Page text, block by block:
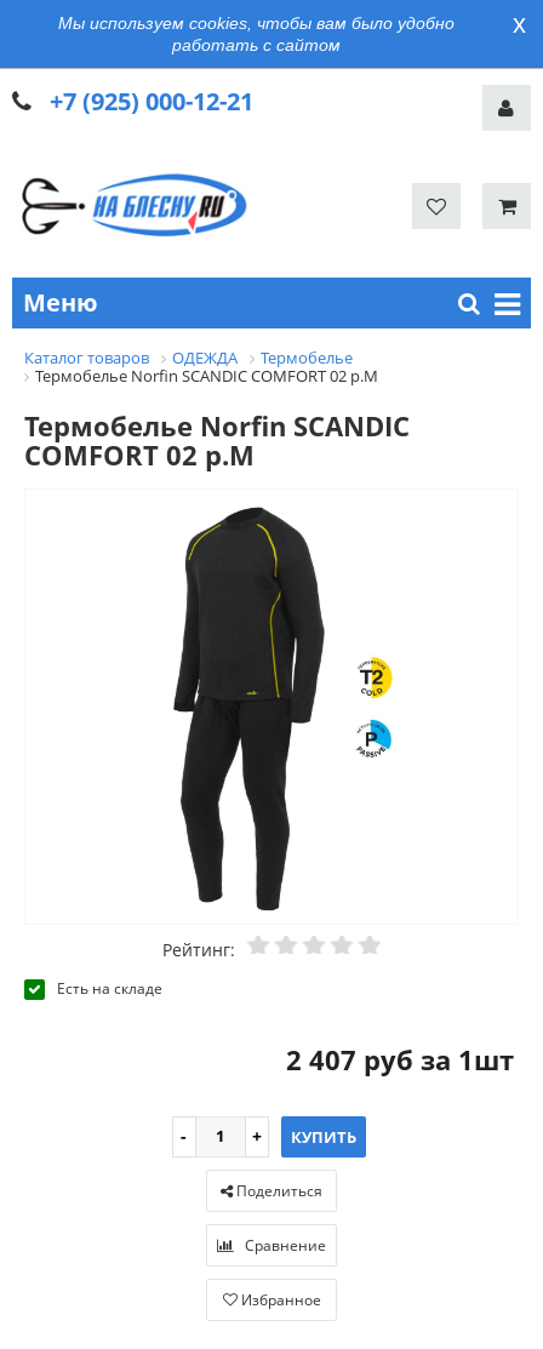
Мы используем cookies, чтобы вам было удобно
работать с сайтом
x
+7 (925) 000-12-21
Меню
Каталог товаров ОДЕЖДА
Термобелье
Термобелье Norfin SCANDIC COMFORT 02 р.M
Термобелье Norfin SCANDIC
COMFORT 02 р.M
Рейтинг:
Есть на складе
2 407 руб за 1шт
КУПИТЬ
Поделиться
Сравнение
Избранное